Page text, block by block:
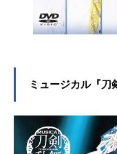
ミュージカル『刀